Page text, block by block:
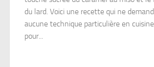
du lard. Voici une recette qui ne
aucune technique particulière en
pour...